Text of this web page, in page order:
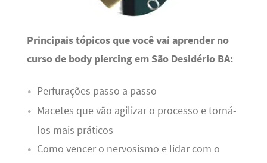
Principais tópicos que você vai aprender no
curso de body piercing em São Desidério BA:
Perfurações passo a passo
Macetes que vão agilizar o processo e torná-
los mais práticos
Como vencer o nervosismo e lidar com o